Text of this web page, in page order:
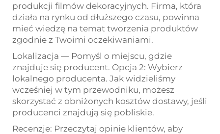
produkcji filmów dekoracyjnych. Firma, która
działa na rynku od dłuższego czasu, powinna
mieć wiedzę na temat tworzenia produktów
zgodnie z Twoimi oczekiwaniami.
Lokalizacja — Pomyśl o miejscu, gdzie
znajduje się producent. Opcja 2: Wybierz
lokalnego producenta. Jak widzieliśmy
wcześniej w tym przewodniku, możesz
skorzystać z obniżonych kosztów dostawy, jeśli
producenci znajdują się pobliskie.
Recenzje: Przeczytaj opinie klientów, aby